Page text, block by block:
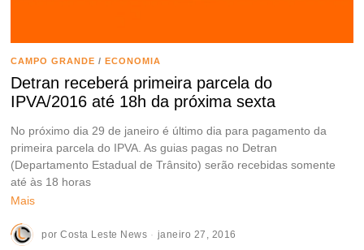
CAMPO GRANDE / ECONOMIA
Detran receberá primeira parcela do
IPVA/2016 até 18h da próxima sexta
No próximo dia 29 de janeiro é último dia para pagamento da
primeira parcela do IPVA. As guias pagas no Detran
(Departamento Estadual de Trânsito) serão recebidas somente
até às 18 horas
Mais
porCosta Leste News janeiro 27, 2016